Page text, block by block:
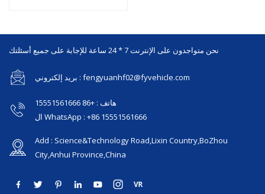
نحن متواجدون على الإنترنت 7 * 24 ساعة للإجابة على جميع أسئلتك
بريد إلكتروني : fengyuanhf02@fyvehicle.com
هاتف : +86 15551561666
ال WhatsApp : +86 15551561666
Add : Science&Technology Road,Lixin Country,BoZhou
City,Anhui Province,China